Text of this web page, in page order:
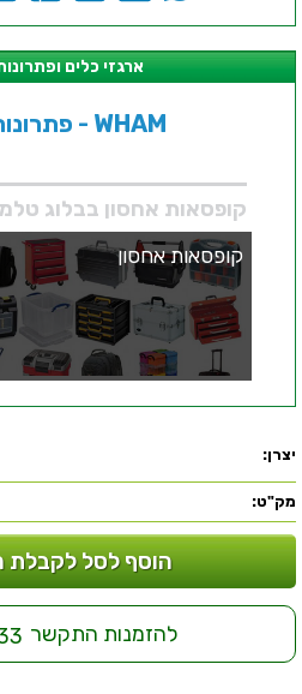
ארגזי כלים
פתרונות אחסון - WHAM
קופסאות אחסון בבלוג
קופסאות אחסון
יצרן:
מק"ט:
הוסף לסל לקבלת
להזמנות התקשר